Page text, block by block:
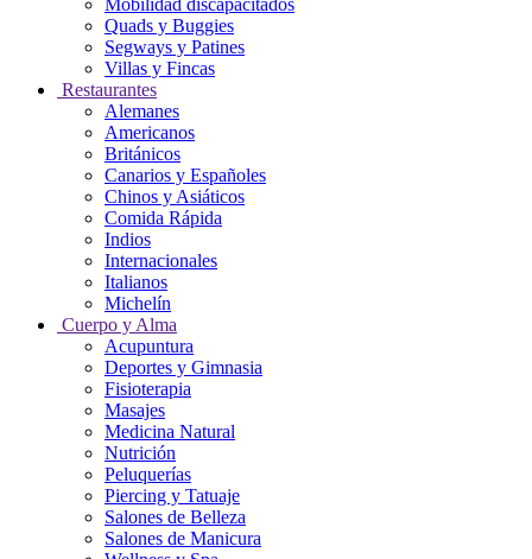
Mobilidad discapacitados
Quads y Buggies
Segways y Patines
Villas y Fincas
Restaurantes
Alemanes
Americanos
Británicos
Canarios y Españoles
Chinos y Asiáticos
Comida Rápida
Indios
Internacionales
Italianos
Michelín
Cuerpo y Alma
Acupuntura
Deportes y Gimnasia
Fisioterapia
Masajes
Medicina Natural
Nutrición
Peluquerías
Piercing y Tatuaje
Salones de Belleza
Salones de Manicura